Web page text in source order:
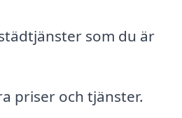
som du är
priser och tjänster.